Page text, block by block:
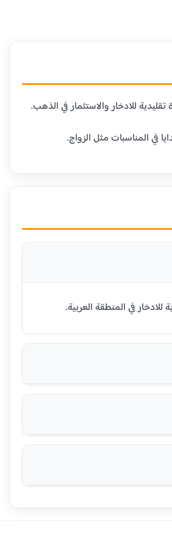
في المناسبات مثل الزواج.